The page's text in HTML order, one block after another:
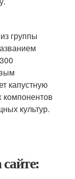
группы
капустную
культур.